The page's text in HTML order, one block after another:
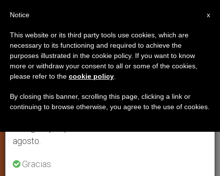
ARTE Y CULTURA
×
Aviso importante
Del 27 de julio al 7 de agosto haremos la pausa
anual, aprovechando que en el periodo de verano
se generan menos informaciones y también el
agosto.
Gracias.
x
Notice
This website or its third party tools use cookies, which are
necessary to its functioning and required to achieve the
purposes illustrated in the cookie policy. If you want to know
more or withdraw your consent to all or some of the cookies,
please refer to the cookie policy
By closing this banner, scrolling this page, clicking a link or
continuing to browse otherwise, you agree to the use of cookies.